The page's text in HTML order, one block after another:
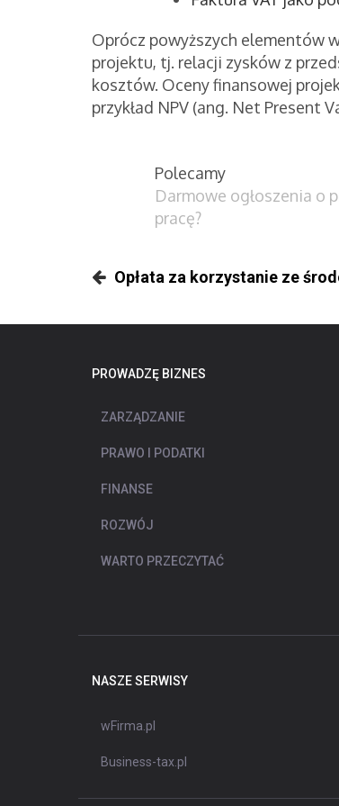
Oprócz powyższych elementów
projektu, tj. relacji zysków z
kosztów. Oceny finansowej
przykład NPV (ang. Net Present
Polecamy
Darmowe ogłoszenia o
pracę?
Opłata za korzystanie ze
PROWADZĘ BIZNES
ZARZĄDZANIE
PRAWO I PODATKI
FINANSE
ROZWÓJ
WARTO PRZECZYTAĆ
NASZE SERWISY
wFirma.pl
Business-tax.pl